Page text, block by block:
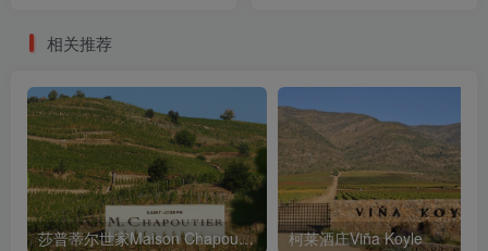
相关推荐
莎普蒂尔世家Maison Chapoutier 柯莱酒庄Viña Koyle